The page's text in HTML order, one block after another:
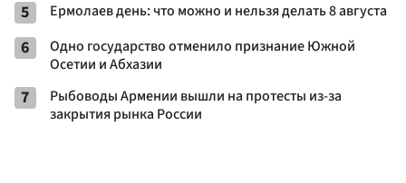
5 Ермолаев день: что можно и нельзя делать 8 августа
6
Одно государство отменило признание Южной
Осетии и Абхазии
7
Рыбоводы Армении вышли на протесты из-за
закрытия рынка России